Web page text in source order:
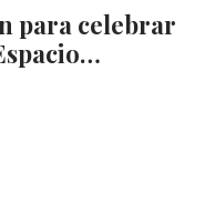
para celebrar